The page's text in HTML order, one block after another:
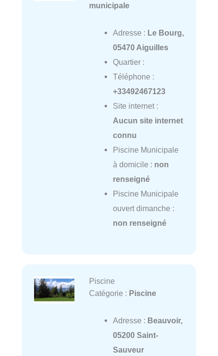
municipale
Adresse : Le Bourg,
05470 Aiguilles
Quartier :
Téléphone :
+33492467123
Site internet :
Aucun site internet
connu
Piscine Municipale
à domicile : non
renseigné
Piscine Municipale
ouvert dimanche :
non renseigné
Piscine
Catégorie : Piscine
Adresse : Beauvoir,
05200 Saint-
Sauveur